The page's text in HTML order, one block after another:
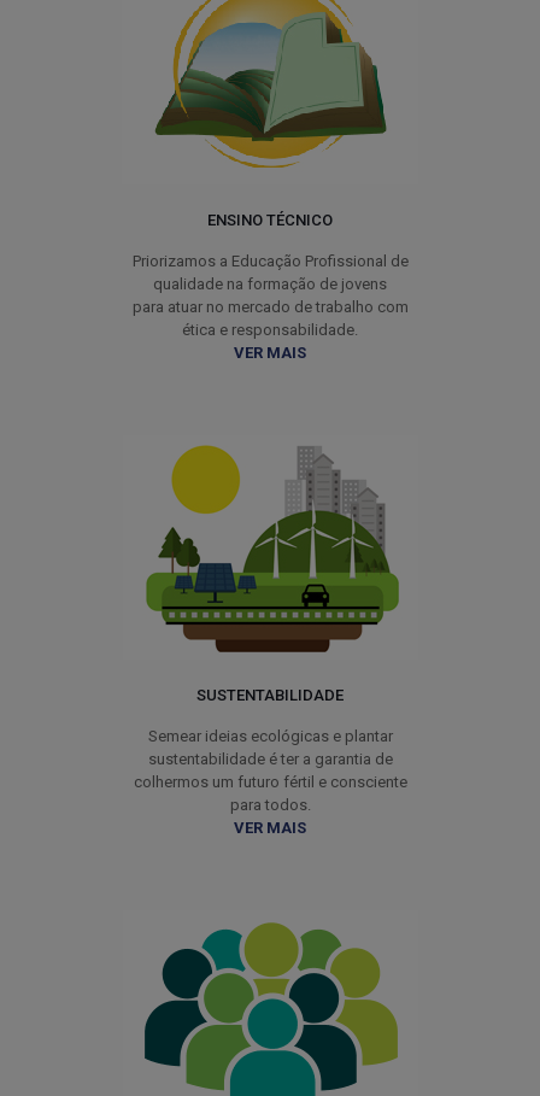
ENSINO TÉCNICO
Priorizamos a Educação Profissional de
qualidade na formação de jovens
para atuar no mercado de trabalho com
ética e responsabilidade.
VER MAIS
SUSTENTABILIDADE
Semear ideias ecológicas e plantar
sustentabilidade é ter a garantia de
colhermos um futuro fértil e consciente
para todos.
VER MAIS